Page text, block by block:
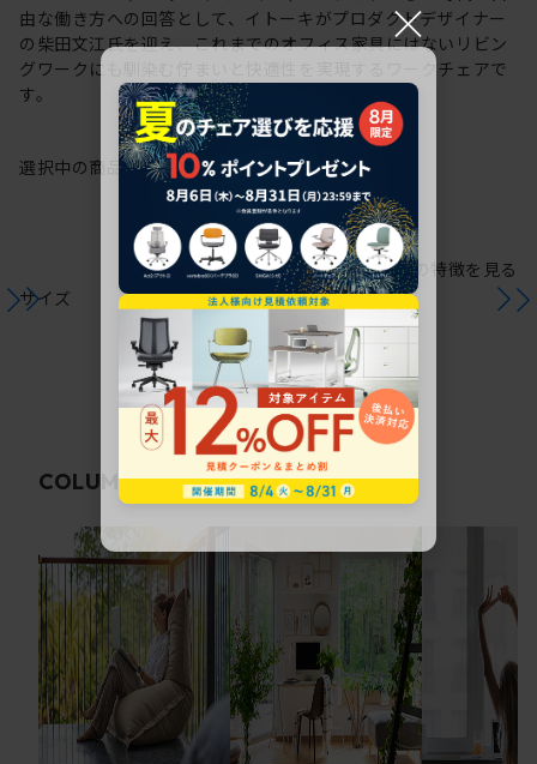
由な働き方への回答として、イトーキがプロダクトデザイナー
の柴田文江氏を迎え、これまでのオフィス家具にはないリビン
グワークにも馴染む佇まいと快適性を実現するワークチェアで
す。
選択中の商品情報保証注意事項
サイズ
シリーズの特徴を見る
COLUMN関連コラム
×